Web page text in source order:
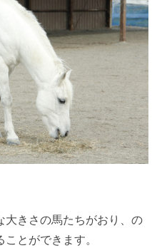
大きさの馬たちがおり、の
とができます。